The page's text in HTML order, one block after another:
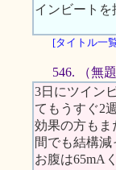
インビートを
[タイトル一
546. （無題
3日にツイン
てもうすぐ2
効果の方も
間でも結構
お腹は65mA